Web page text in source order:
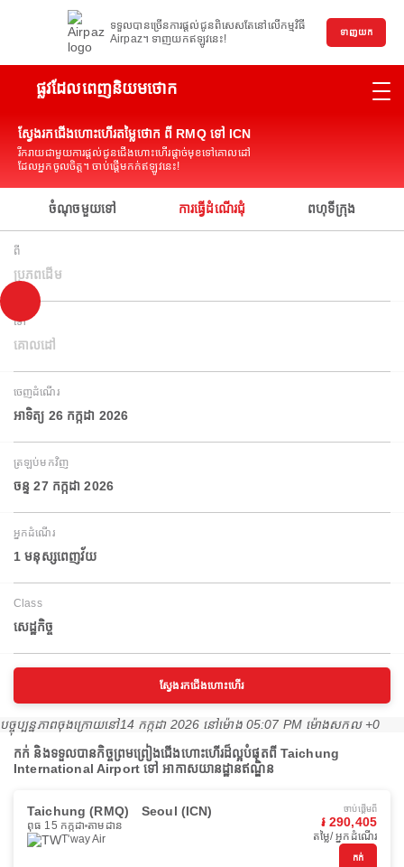
ទទួលបានច្រើនការផ្តល់ជូនពិសេសតែនៅលើកម្មវិធី
Airpaz។ ទាញយកឥឡូវនេះ!
ទាញយក
ផ្លូវដែលពេញនិយមថោក
ស្វែងរកជើងហោះហើរតម្លៃថោក ពី RMQ ទៅ ICN
រីករាយជាមួយការផ្តល់ជូនជើងហោះហើរផ្តាច់មុខទៅគោលដៅ
ដែលអ្នកចូលចិត្ត។ ចាប់ផ្តើមកក់ឥឡូវនេះ!
ចំណុចមួយទៅ ការធ្វើដំណើរជុំ ពហុទីក្រុង
ពី
ប្រភពដើម
ទៅ
គោលដៅ
ចេញដំណើរ
អាទិត្យ 26 កក្កដា 2026
ត្រឡប់មកវិញ
ចន្ទ 27 កក្កដា 2026
អ្នកដំណើរ
1 មនុស្សពេញវ័យ
Class
សេដ្ឋកិច្ច
ស្វែងរកជើងហោះហើរ
បច្ចុប្បន្នភាពចុងក្រោយនៅ14 កក្កដា 2026 នៅ​ម៉ោង 05:07 PM ម៉ោង​សកល +0
កក់ និងទទួលបានកិច្ចព្រមព្រៀងជើងហោះហើរដ៏ល្អបំផុតពី Taichung
International Airport ទៅ អាកាសយានដ្ឋានឥណ្ឌិន
Taichung (RMQ) Seoul (ICN)
ពុធ 15 កក្កដា តាមដាន
T'way Air
ចាប់ផ្ដើមពី
៛ 290,405
តម្លៃ/ អ្នកដំណើរ
កក់